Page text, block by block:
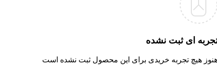
ای ثبت نشده
هیچ تجربه خریدی برای این محصول ثبت نشده است